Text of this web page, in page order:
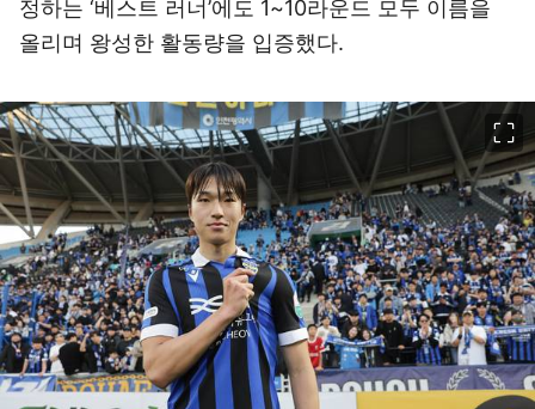
정하는 ‘베스트 러너’에도 1~10라운드 모두 이름을
올리며 왕성한 활동량을 입증했다.